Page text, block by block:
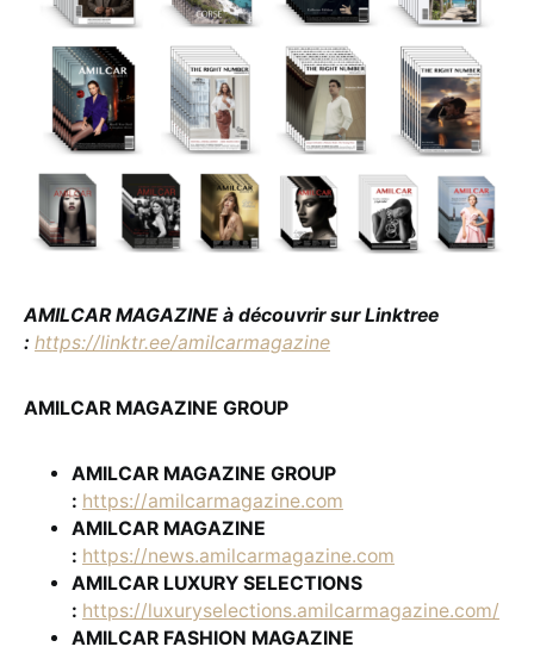
AMILCAR MAGAZINE à découvrir sur Linktree
: https://linktr.ee/amilcarmagazine
AMILCAR MAGAZINE GROUP
AMILCAR MAGAZINE GROUP
: https://amilcarmagazine.com
AMILCAR MAGAZINE
: https://news.amilcarmagazine.com
AMILCAR LUXURY SELECTIONS
: https://luxuryselections.amilcarmagazine.com/
AMILCAR FASHION MAGAZINE